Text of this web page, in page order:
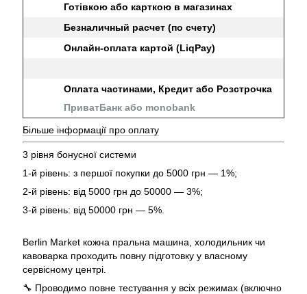
Готівкою або карткою в магазинах
Безналичный расчет (по счету)
Онлайн-оплата картой (LiqPay)
Оплата частинами, Кредит або Розстрочка
ПриватБанк або monobank
Більше інформації про оплату
3 рівня бонусної системи
1-й рівень: з першої покупки до 5000 грн — 1%;
2-й рівень: від 5000 грн до 50000 — 3%;
3-й рівень: від 50000 грн — 5%.
Berlin Market кожна пральна машина, холодильник чи
кавоварка проходить повну підготовку у власному
сервісному центрі.
🔧 Проводимо повне тестування у всіх режимах (включно